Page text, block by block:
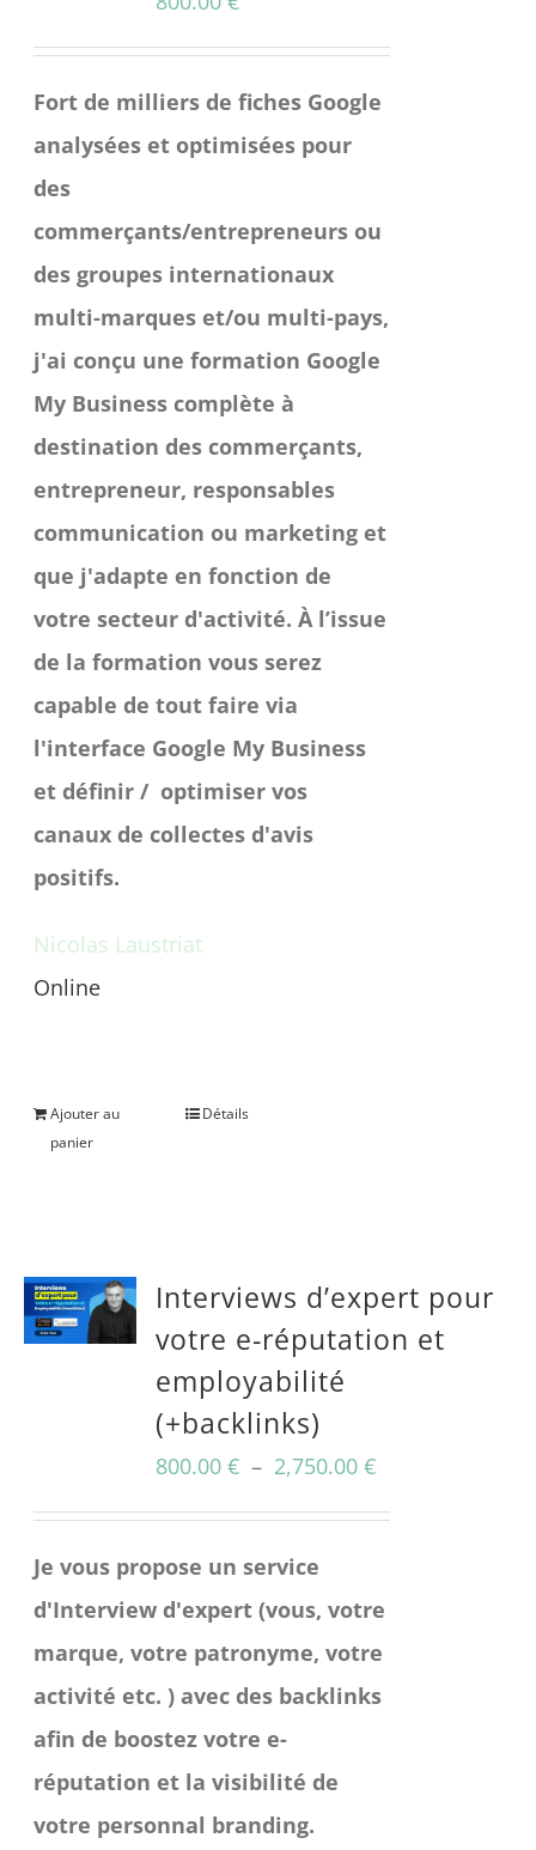
Fort de milliers de fiches Google
analysées et optimisées pour
des
commerçants/entrepreneurs ou
des groupes internationaux
multi-marques et/ou multi-pays,
j'ai conçu une formation Google
My Business complète à
destination des commerçants,
entrepreneur, responsables
communication ou marketing et
que j'adapte en fonction de
votre secteur d'activité. À l’issue
de la formation vous serez
capable de tout faire via
l'interface Google My Business
et définir / optimiser vos
canaux de collectes d'avis
positifs.
Nicolas Laustriat
Online
Ajouter au
panier
Détails
Interviews d’expert pour
votre e-réputation et
employabilité
(+backlinks)
800.00€ – 2,750.00€Plage
de
Je vous propose un service
d'Interview d'expert (vous, votre
marque, votre patronyme, votre
activité etc. ) avec des backlinks
afin de boostez votre e-
réputation et la visibilité de
votre personnal branding.